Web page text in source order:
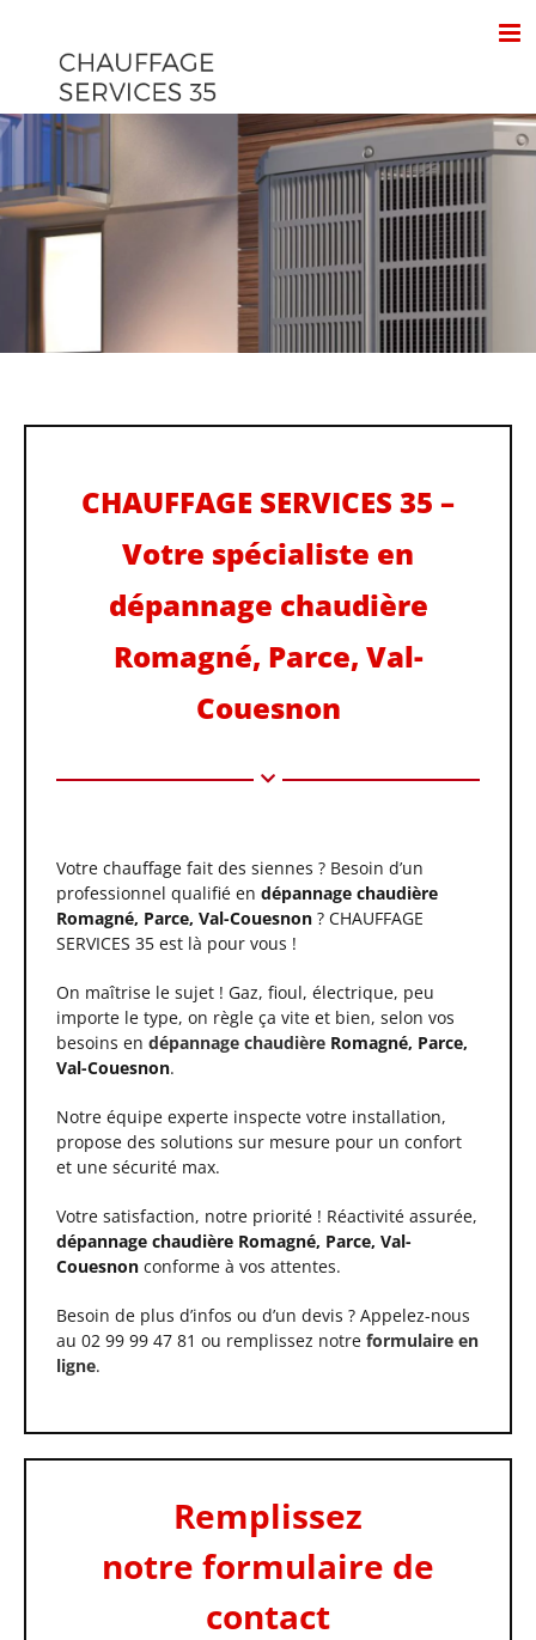
contenu
CHAUFFAGE SERVICES 35 –
Votre spécialiste en
dépannage chaudière
Romagné, Parce, Val-
Couesnon
Votre chauffage fait des siennes ? Besoin d’un
professionnel qualifié en dépannage chaudière
Romagné, Parce, Val-Couesnon ? CHAUFFAGE
SERVICES 35 est là pour vous !
On maîtrise le sujet ! Gaz, fioul, électrique, peu
importe le type, on règle ça vite et bien, selon vos
besoins en dépannage chaudière Romagné, Parce,
Val-Couesnon.
Notre équipe experte inspecte votre installation,
propose des solutions sur mesure pour un confort
et une sécurité max.
Votre satisfaction, notre priorité ! Réactivité assurée,
dépannage chaudière Romagné, Parce, Val-
Couesnon conforme à vos attentes.
Besoin de plus d’infos ou d’un devis ? Appelez-nous
au 02 99 99 47 81 ou remplissez notre formulaire en
ligne.
Remplissez
notre formulaire de
contact